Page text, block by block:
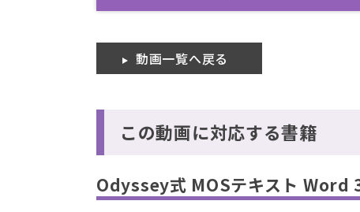
動画一覧へ戻る
この動画に対応する書籍
Odyssey式 MOSテキスト Word